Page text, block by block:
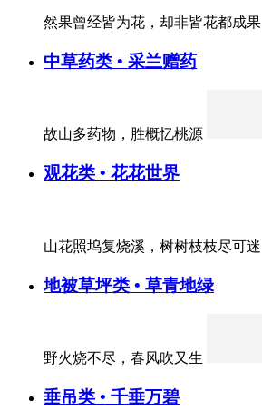
然果曾经皆为花，却非皆花都成果
中草药类 • 采兰赠药
故山多药物，胜概忆桃源
观花类 • 花花世界
山花照坞复烧溪，树树枝枝尽可迷
地被草坪类 • 草青地绿
野火烧不尽，春风吹又生
垂吊类 • 千垂万碧